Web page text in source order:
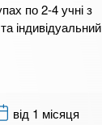
по 2-4 учні з
індивідуальний
від 1 місяця